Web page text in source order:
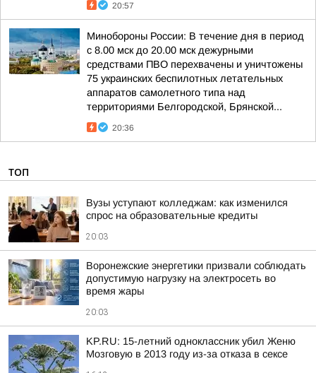
20:57
Минобороны России: В течение дня в период
с 8.00 мск до 20.00 мск дежурными
средствами ПВО перехвачены и уничтожены
75 украинских беспилотных летательных
аппаратов самолетного типа над
территориями Белгородской, Брянской...
20:36
ТОП
Вузы уступают колледжам: как изменился
спрос на образовательные кредиты
20:03
Воронежские энергетики призвали соблюдать
допустимую нагрузку на электросеть во
время жары
20:03
KP.RU: 15-летний одноклассник убил Женю
Мозговую в 2013 году из-за отказа в сексе